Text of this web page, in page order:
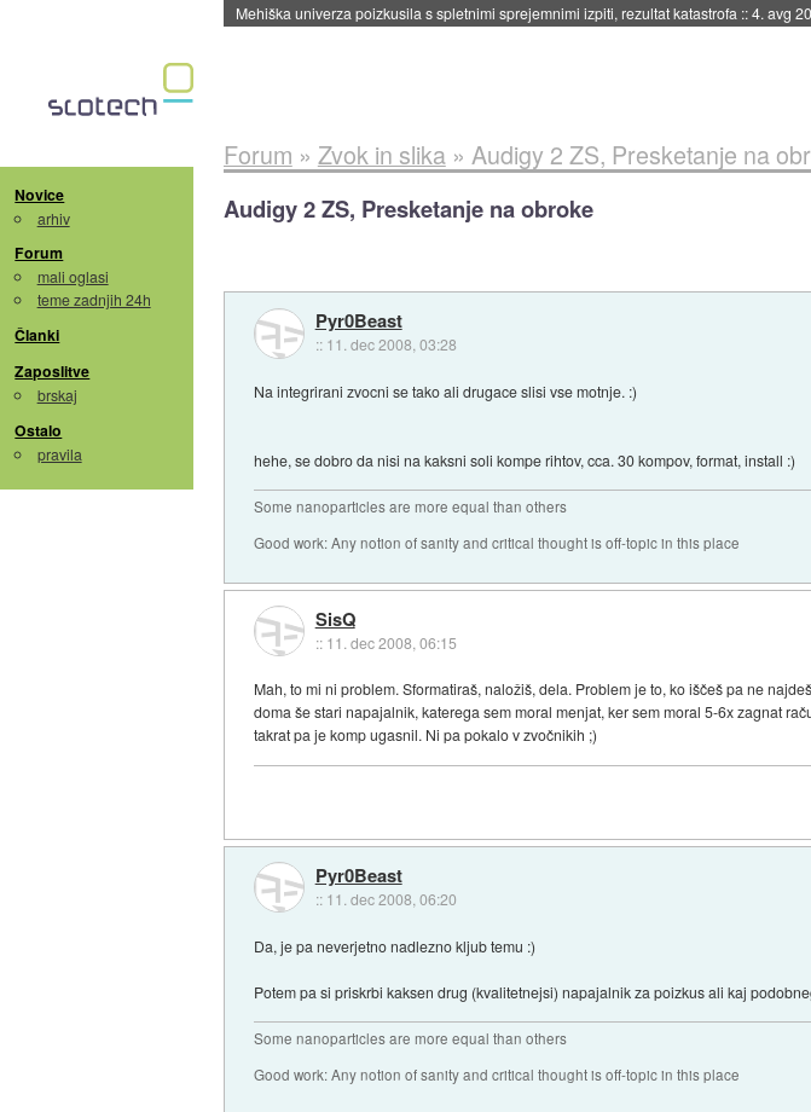
Evropska vesoljska agencija razvija svojo raketo za večkratno uporabo::4. avg 2026
Novice
arhiv
Forum
mali oglasi
teme zadnjih 24h
Članki
Zaposlitve
brskaj
Ostalo
pravila
Forum » Zvok in slika» Audigy 2 ZS, Presketanje na
Audigy 2 ZS, Presketanje na obroke
Pyr0Beast
:: 11. dec 2008, 03:28
Na integrirani zvocni se tako ali drugace slisi vse motnje. :)
hehe, se dobro da nisi na kaksni soli kompe rihtov, cca. 30 kompov, format, install :)
Some nanoparticles are more equal than others
Good work: Any notion of sanity and critical thought is off-topic in this place
SisQ
:: 11. dec 2008, 06:15
Mah, to mi ni problem. Sformatiraš, naložiš, dela. Problem je to, ko iščeš pa ne
doma še stari napajalnik, katerega sem moral menjat, ker sem moral 5-6x zagnat
takrat pa je komp ugasnil. Ni pa pokalo v zvočnikih ;)
Pyr0Beast
:: 11. dec 2008, 06:20
Da, je pa neverjetno nadlezno kljub temu :)
Potem pa si priskrbi kaksen drug (kvalitetnejsi) napajalnik za poizkus ali kaj
Some nanoparticles are more equal than others
Good work: Any notion of sanity and critical thought is off-topic in this place